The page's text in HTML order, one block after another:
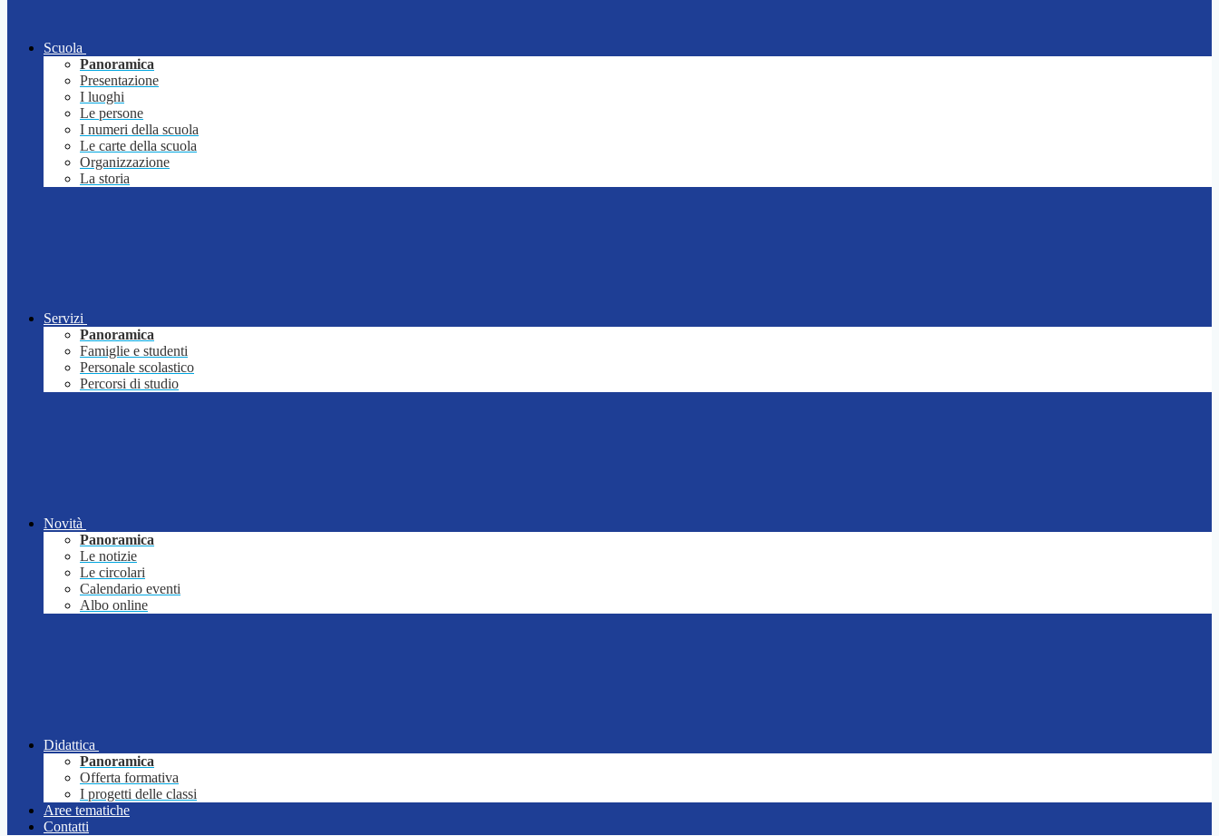
Scuola
Panoramica
Presentazione
I luoghi
Le persone
I numeri della scuola
Le carte della scuola
Organizzazione
La storia
Servizi
Panoramica
Famiglie e studenti
Personale scolastico
Percorsi di studio
Novità
Panoramica
Le notizie
Le circolari
Calendario eventi
Albo online
Didattica
Panoramica
Offerta formativa
I progetti delle classi
Aree tematiche
Contatti